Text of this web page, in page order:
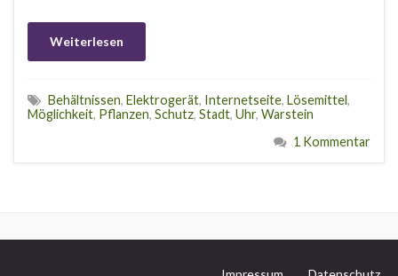
Weiterlesen
Behältnissen, Elektrogerät, Internetseite, Lösemittel,
Möglichkeit, Pflanzen, Schutz, Stadt, Uhr, Warstein
1 Kommentar